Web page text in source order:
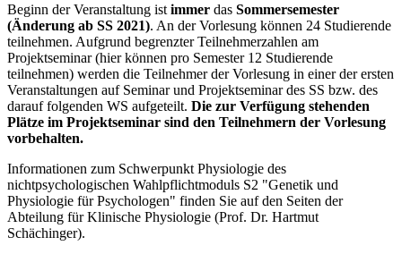
Beginn der Veranstaltung ist immer das Sommersemester
(Änderung ab SS 2021). An der Vorlesung können 24 Studierende
teilnehmen. Aufgrund begrenzter Teilnehmerzahlen am
Projektseminar (hier können pro Semester 12 Studierende
teilnehmen) werden die Teilnehmer der Vorlesung in einer der ersten
Veranstaltungen auf Seminar und Projektseminar des SS bzw. des
darauf folgenden WS aufgeteilt. Die zur Verfügung stehenden
Plätze im Projektseminar sind den Teilnehmern der Vorlesung
vorbehalten.
Informationen zum Schwerpunkt Physiologie des
nichtpsychologischen Wahlpflichtmoduls S2 "Genetik und
Physiologie für Psychologen" finden Sie auf den Seiten der
Abteilung für Klinische Physiologie (Prof. Dr. Hartmut
Schächinger).